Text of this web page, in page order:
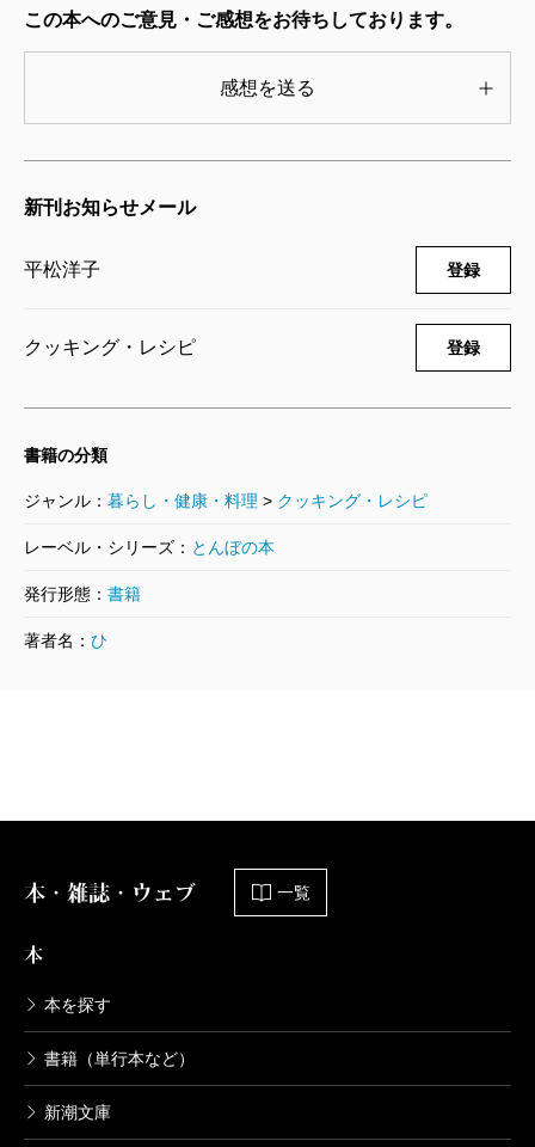
この本へのご意見・ご感想をお待ちしております。
感想を送る
新刊お知らせメール
平松洋子 登録
クッキング・レシピ 登録
書籍の分類
ジャンル： 暮らし・健康・料理 > クッキング・レシピ
レーベル・シリーズ： とんぼの本
発行形態： 書籍
著者名： ひ
本・雑誌・ウェブ 一覧
本
本を探す
書籍（単行本など）
新潮文庫